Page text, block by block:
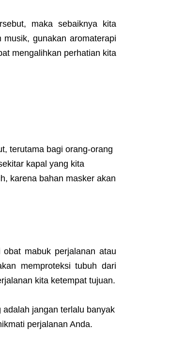
maka sebaiknya kita
gunakan aromaterapi
mengalihkan perhatian kita
terutama bagi orang-orang
kapal yang kita
karena bahan masker akan
mabuk perjalanan atau
memproteksi tubuh dari
kita ketempat tujuan.
jangan terlalu banyak
perjalanan Anda.